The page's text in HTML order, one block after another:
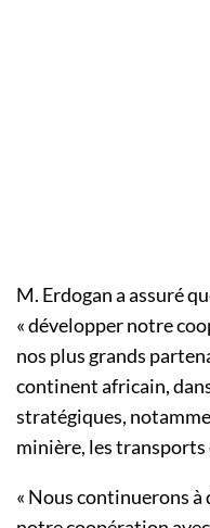
M. Erdogan a assuré
« développer notre
nos plus grands
continent africain,
stratégiques,
minière, les transports
« Nous continuerons